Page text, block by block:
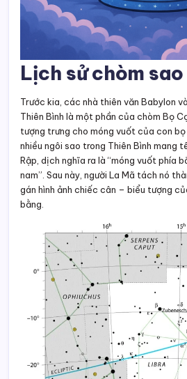
Lịch sử chòm
Trước kia, các nhà thiên văn Babylon
Thiên Bình là một phần của chòm Bọ
tượng trưng cho móng vuốt của con
nhiều ngôi sao trong Thiên Bình mang
Rập, dịch nghĩa ra là “móng vuốt phía
nam”. Sau này, người La Mã tách nó
gán hình ảnh chiếc cân – biểu tượng
bằng.